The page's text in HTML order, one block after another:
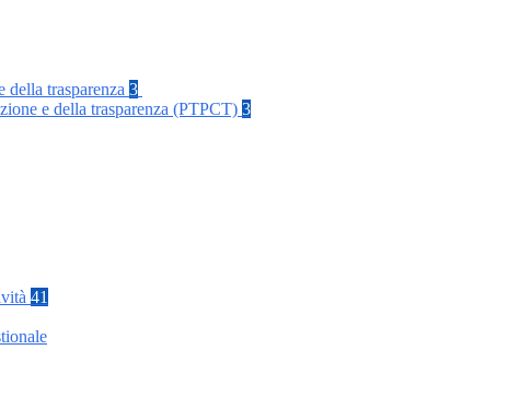
della trasparenza 3
e della trasparenza (PTPCT) 3
41